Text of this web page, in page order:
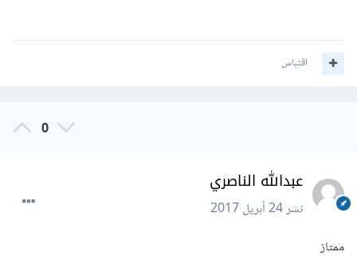
اقتباس
0
عبدالله الناصري
نشر24 أبريل 2017
ممتاز